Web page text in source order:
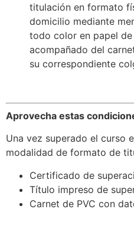
titulación en formato
domicilio mediante
todo color en papel
acompañado del
su correspondiente
Aprovecha estas
Una vez superado el curso
modalidad de formato de
Certificado de
Título impreso de
Carnet de PVC con